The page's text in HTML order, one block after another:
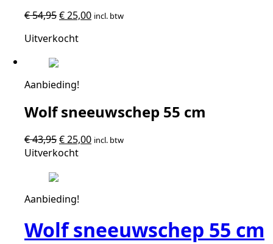
€54,95Oorspronkelijke
was:
€25,00Huidige
incl. btw
Uitverkocht
Aanbieding!
Wolf sneeuwschep 55 cm
€43,95Oorspronkelijke
prijs
€25,00Huidige
incl. btw
Uitverkocht
Aanbieding!
Wolf sneeuwschep 55 cm